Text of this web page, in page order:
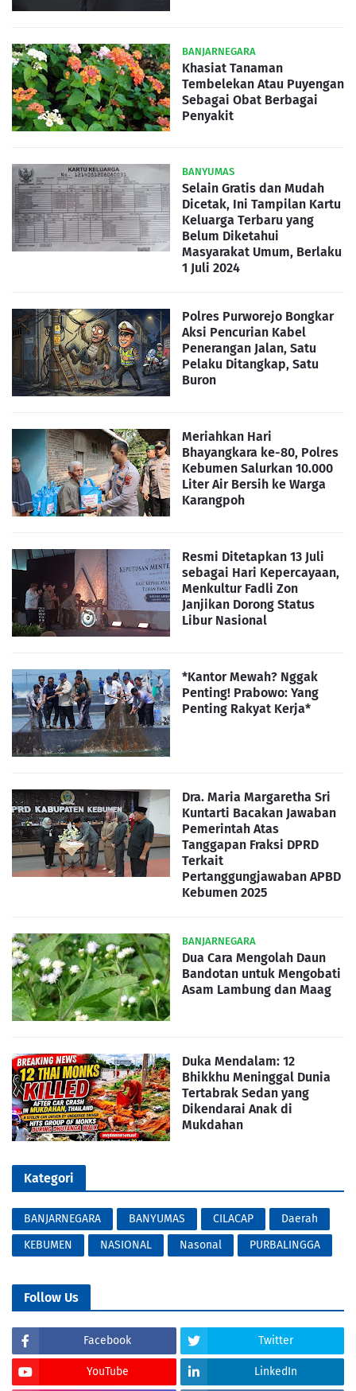
BANJARNEGARA
Khasiat Tanaman
Tembelekan Atau Puyengan
Sebagai Obat Berbagai
Penyakit
BANYUMAS
Selain Gratis dan Mudah
Dicetak, Ini Tampilan Kartu
Keluarga Terbaru yang
Belum Diketahui
Masyarakat Umum, Berlaku
1 Juli 2024
Polres Purworejo Bongkar
Aksi Pencurian Kabel
Penerangan Jalan, Satu
Pelaku Ditangkap, Satu
Buron
Meriahkan Hari
Bhayangkara ke-80, Polres
Kebumen Salurkan 10.000
Liter Air Bersih ke Warga
Karangpoh
Resmi Ditetapkan 13 Juli
sebagai Hari Kepercayaan,
Menkultur Fadli Zon
Janjikan Dorong Status
Libur Nasional
*Kantor Mewah? Nggak
Penting! Prabowo: Yang
Penting Rakyat Kerja*
Dra. Maria Margaretha Sri
Kuntarti Bacakan Jawaban
Pemerintah Atas
Tanggapan Fraksi DPRD
Terkait
Pertanggungjawaban APBD
Kebumen 2025
BANJARNEGARA
Dua Cara Mengolah Daun
Bandotan untuk Mengobati
Asam Lambung dan Maag
Duka Mendalam: 12
Bhikkhu Meninggal Dunia
Tertabrak Sedan yang
Dikendarai Anak di
Mukdahan
Kategori
BANJARNEGARA BANYUMAS CILACAP
Daerah
KEBUMEN
NASIONAL Nasonal PURBALINGGA
Follow Us
Facebook Twitter
YouTube LinkedIn